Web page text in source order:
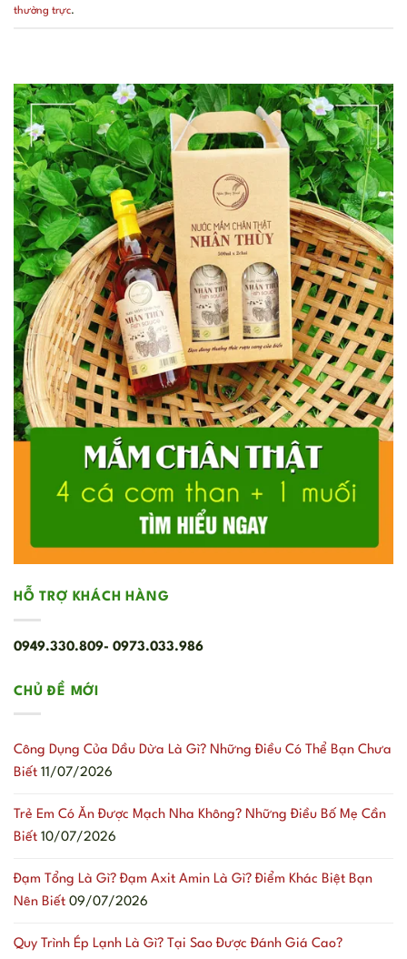
thường trực.
HỖ TRỢ KHÁCH HÀNG
0949.330.809- 0973.033.986
CHỦ ĐỀ MỚI
Công Dụng Của Dầu Dừa Là Gì? Những Điều Có Thể Bạn Chưa
Biết 11/07/2026
Trẻ Em Có Ăn Được Mạch Nha Không? Những Điều Bố Mẹ Cần
Biết 10/07/2026
Đạm Tổng Là Gì? Đạm Axit Amin Là Gì? Điểm Khác Biệt Bạn
Nên Biết 09/07/2026
Quy Trình Ép Lạnh Là Gì? Tại Sao Được Đánh Giá Cao?